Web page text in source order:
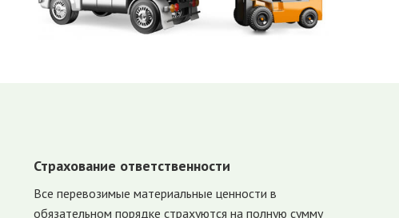
Страхование ответственности
Все перевозимые материальные ценности в
обязательном порядке страхуются на полную сумму